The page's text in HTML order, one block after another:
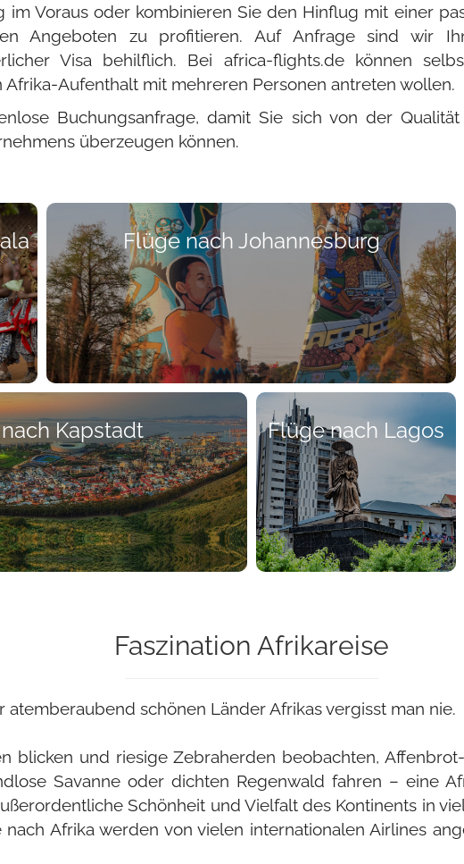
im Voraus oder kombinieren Sie den Hinflug mit einer
Angeboten zu profitieren. Auf Anfrage sind wir
Visa behilflich. Bei africa-flights.de können
Afrika-Aufenthalt mit mehreren Personen antreten wollen.
Buchungsanfrage, damit Sie sich von der
überzeugen können.
Flüge nach Johannesburg
Kapstadt Flüge nach Lagos
Faszination Afrikareise
atemberaubend schönen Länder Afrikas vergisst man nie.
blicken und riesige Zebraherden beobachten,
Savanne oder dichten Regenwald fahren – eine
Schönheit und Vielfalt des Kontinents in
nach Afrika werden von vielen internationalen Airlines